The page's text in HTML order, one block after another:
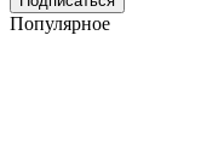
Популярное